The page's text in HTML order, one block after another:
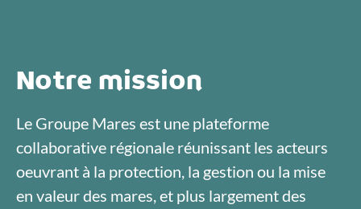
Notre mission
Le Groupe Mares est une plateforme
collaborative régionale réunissant les acteurs
oeuvrant à la protection, la gestion ou la mise
en valeur des mares, et plus largement des